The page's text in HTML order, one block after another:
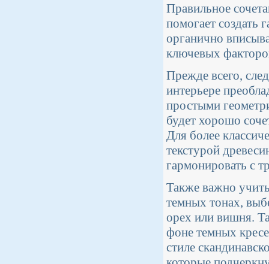
Правильное
помогает создать
органично
ключевых
Прежде всего,
интерьере
простыми
будет хорошо
Для более
текстурой
гармонировать с
Также важно
темных тонах,
орех или вишня.
фоне темных
стиле